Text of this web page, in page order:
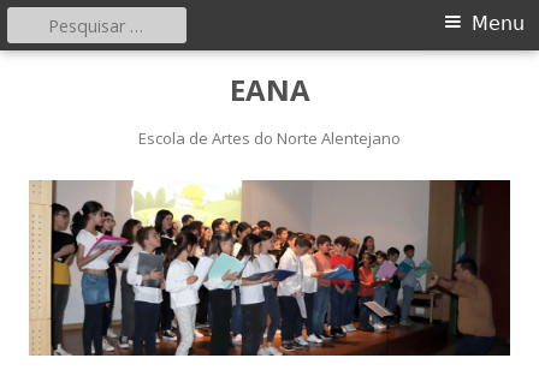
EANA
Escola de Artes do Norte Alentejano
Menu
principal
Menu
Pesquisar
por: